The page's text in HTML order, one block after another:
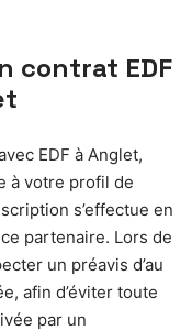
contrat EDF
EDF à Anglet,
à votre profil de
s’effectue en
partenaire. Lors de
un préavis d’au
afin d’éviter toute
par un